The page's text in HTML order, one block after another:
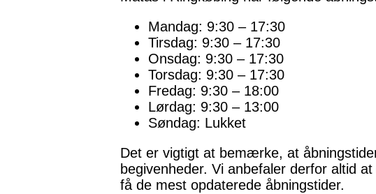
Mandag: 9:30 – 17:30
Tirsdag: 9:30 – 17:30
Onsdag: 9:30 – 17:30
Torsdag: 9:30 – 17:30
Fredag: 9:30 – 18:00
Lørdag: 9:30 – 13:00
Søndag: Lukket
Det er vigtigt at bemærke, at
begivenheder. Vi anbefaler derfor altid
få de mest opdaterede åbningstider.